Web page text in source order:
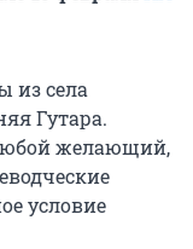
из села
Гутара.
желающий,
условие